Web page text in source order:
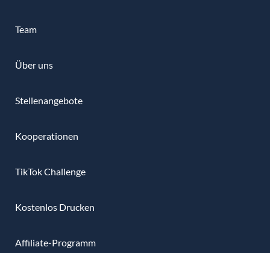
Team
Über uns
Stellenangebote
Kooperationen
TikTok Challenge
Kostenlos Drucken
Affiliate-Programm